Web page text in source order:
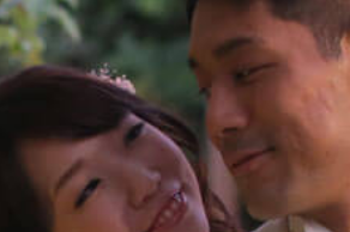
Banquet
Food
Movie
Plan